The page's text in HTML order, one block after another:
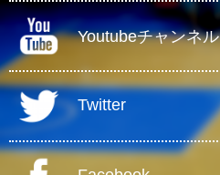
Youtubeチャンネル
Twitter